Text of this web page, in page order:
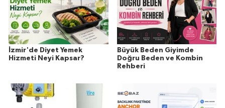
İzmir'de Diyet Yemek
Hizmeti Neyi Kapsar?
Büyük Beden Giyimde
Doğru Beden ve Kombin
Rehberi